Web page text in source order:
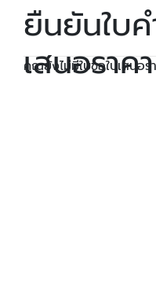
ยืนยันใบ
เสนอราค
คุณยังไม่มีใบขอใบเสนอร